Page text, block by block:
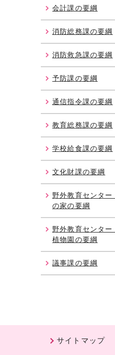
会計課の要綱
消防総務課の要綱
消防救急課の要綱
予防課の要綱
通信指令課の要綱
教育総務課の要綱
学校給食課の要綱
文化財課の要綱
野外教育センター
の家の要綱
野外教育センター
植物園の要綱
議事課の要綱
サイトマップ